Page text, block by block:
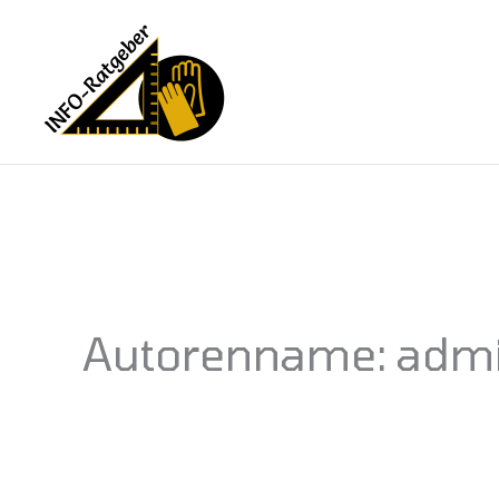
Autorenname: